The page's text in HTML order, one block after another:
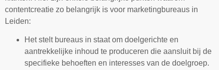
contentcreatie zo belangrijk is voor marketingbureaus in
Leiden:
Het stelt bureaus in staat om doelgerichte en
aantrekkelijke inhoud te produceren die aansluit bij de
specifieke behoeften en interesses van de doelgroep.